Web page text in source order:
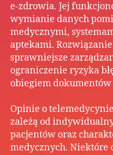
e-zdrowia. Jej
wymianie danych
medycznymi,
aptekami.
sprawniejsze
ograniczenie ryzyka
obiegiem
Opinie o
zależą od
pacjentów oraz
medycznych. Niektóre